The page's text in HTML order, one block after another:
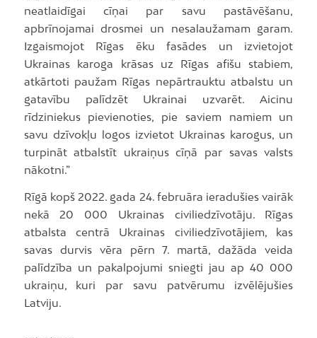
neatlaidīgai cīņai par savu pastāvēšanu,
apbrīnojamai drosmei un nesalaužamam garam.
Izgaismojot Rīgas ēku fasādes un izvietojot
Ukrainas karoga krāsas uz Rīgas afišu stabiem,
atkārtoti paužam Rīgas nepārtrauktu atbalstu un
gatavību palīdzēt Ukrainai uzvarēt. Aicinu
rīdziniekus pievienoties, pie saviem namiem un
savu dzīvokļu logos izvietot Ukrainas karogus, un
turpināt atbalstīt ukraiņus cīņā par savas valsts
nākotni.”
Rīgā kopš 2022. gada 24. februāra ieradušies vairāk
nekā 20 000 Ukrainas civiliedzīvotāju. Rīgas
atbalsta centrā Ukrainas civiliedzīvotājiem, kas
savas durvis vēra pērn 7. martā, dažāda veida
palīdzība un pakalpojumi sniegti jau ap 40 000
ukraiņu, kuri par savu patvērumu izvēlējušies
Latviju.